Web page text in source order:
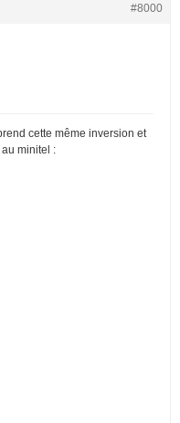
#8000
cette même inversion et
minitel :